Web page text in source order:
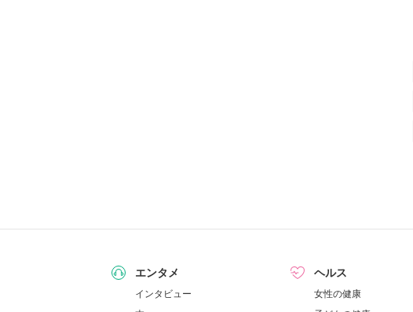
エンタメ
インタビュー
ヘルス
女性の健康